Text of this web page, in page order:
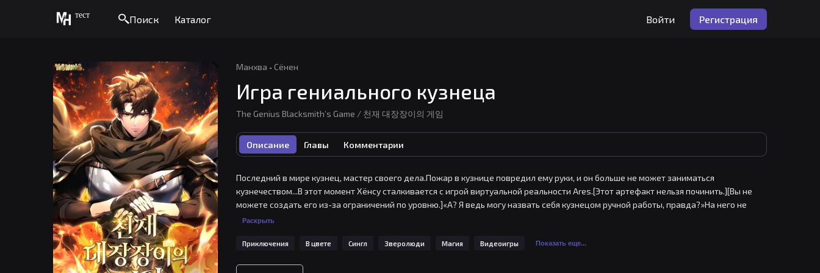
тест Поиск Каталог Войти Регистрация
Манхва · Сёнен
Игра гениального кузнеца
The Genius Blacksmith’s Game / 천재 대장장이의 게임
Описание Главы Комментарии
Последний в мире кузнец, мастер своего дела.Пожар в кузнице повредил ему руки, и он больше не может заниматься
кузнечеством...В этот момент Хёнсу сталкивается с игрой виртуальной реальности Ares.[Этот артефакт нельзя починить.][Вы не
можете создать его из-за ограничений по уровню.]«А? Я ведь могу назвать себя кузнецом ручной работы, правда?»На него не
распространяются системные ограничения.Начинается бурное путешествие гениального кузнеца.
Раскрыть
Приключения В цвете Сингл Зверолюди Магия Видеоигры Показать еще...